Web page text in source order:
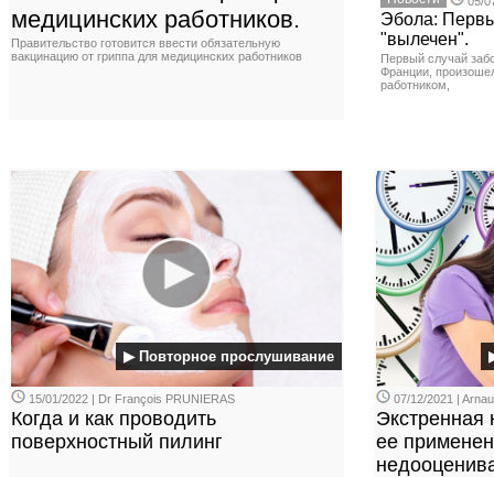
медицинских работников.
Правительство готовится ввести обязательную
вакцинацию от гриппа для медицинских работников
Эбола:
"вылечен".
Первый случай
Франции,
работником,
▶ Повторное прослушивание
15/01/2022 | Dr François PRUNIERAS
Когда и как проводить
поверхностный пилинг
07/12/2021 |
Экстренная
ее